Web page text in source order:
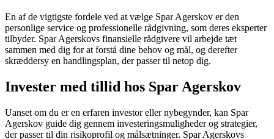
En af de vigtigste fordele ved at vælge Spar Agerskov er den
personlige service og professionelle rådgivning, som deres eksperter
tilbyder. Spar Agerskovs finansielle rådgivere vil arbejde tæt
sammen med dig for at forstå dine behov og mål, og derefter
skræddersy en handlingsplan, der passer til netop dig.
Invester med tillid hos Spar Agerskov
Uanset om du er en erfaren investor eller nybegynder, kan Spar
Agerskov guide dig gennem investeringsmuligheder og strategier,
der passer til din risikoprofil og målsætninger. Spar Agerskovs